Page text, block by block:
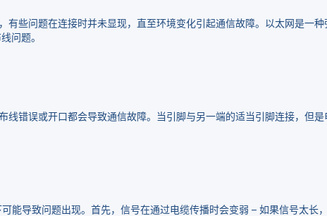
些问题在连接时并未显现，直至环境变化引起通信故障。以太网是一
问题。
错误或开口都会导致通信故障。当引脚与另一端的适当引脚连接，但
能导致问题出现。首先，信号在通过电缆传播时会变弱 – 如果信号太长